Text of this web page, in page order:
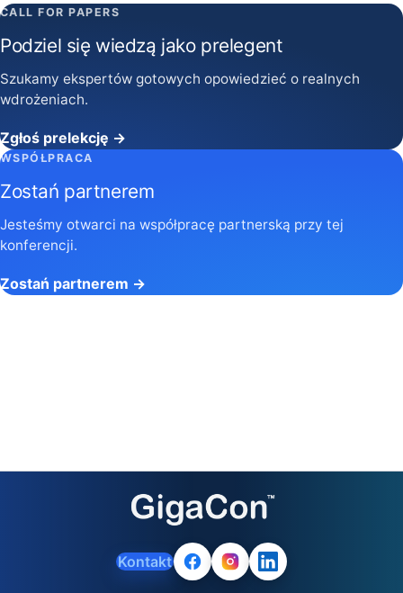
CALL FOR PAPERS
Podziel się wiedzą jako prelegent
Szukamy ekspertów gotowych opowiedzieć o realnych
wdrożeniach.
Zgłoś prelekcję →
WSPÓŁPRACA
Zostań partnerem
Jesteśmy otwarci na współpracę partnerską przy tej
konferencji.
Zostań partnerem →
Kontakt